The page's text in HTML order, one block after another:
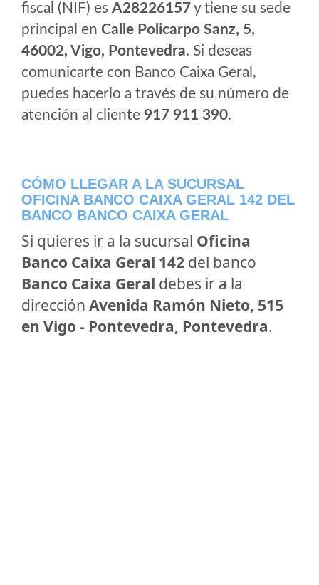
fiscal (NIF) es A28226157y tiene su sede
principal en Calle Policarpo Sanz, 5,
46002, Vigo, Pontevedra. Si deseas
comunicarte con Banco Caixa Geral,
puedes hacerlo a través de su número de
atención al cliente 917 911 390.
CÓMO LLEGAR A LA SUCURSAL
OFICINA BANCO CAIXA GERAL 142 DEL
BANCO BANCO CAIXA GERAL
Si quieres ir a la sucursal Oficina
Banco Caixa Geral 142 del banco
Banco Caixa Geral debes ir a la
dirección Avenida Ramón Nieto, 515
en Vigo - Pontevedra, Pontevedra.